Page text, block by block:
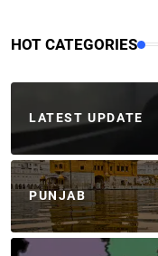
HOT CATEGORIES
LATEST UPDATE
PUNJAB